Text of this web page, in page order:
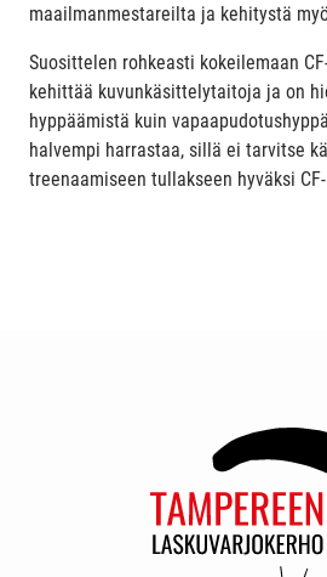
maailmanmestareilta ja kehitystä
Suosittelen rohkeasti kokeilemaan
kehittää kuvunkäsittelytaitoja ja on
hyppäämistä kuin
halvempi harrastaa, sillä ei tarvitse
treenaamiseen tullakseen hyväksi